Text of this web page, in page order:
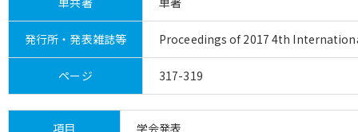
発行所・発表雑誌等 Proceedings of 2017 4th
ページ 317-319
項目 学会発表